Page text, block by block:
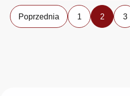
Poprzednia 1 2 3